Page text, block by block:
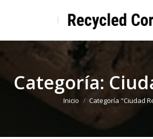
Categoría:
Estás aquí:
Inicio Categoría "Ciudad